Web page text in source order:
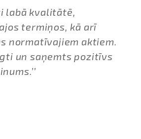
labā kvalitātē,
termiņos, kā arī
normatīvajiem aktiem.
un saņemts pozitīvs